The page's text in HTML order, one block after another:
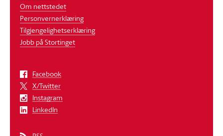
Om nettstedet
Personvernerklæring
Tilgjengelighetserklæring
Jobb på Stortinget
Facebook
X/Twitter
Instagram
LinkedIn